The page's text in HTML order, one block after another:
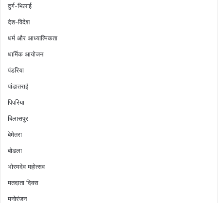
दुर्ग-भिलाई
देश-विदेश
धर्म और आध्यात्मिकता
धार्मिक आयोजन
पंडरिया
पांडातराई
पिपरिया
बिलासपुर
बेमेतरा
बोडला
भोरमदेव महोत्सव
मतदाता दिवस
मनोरंजन